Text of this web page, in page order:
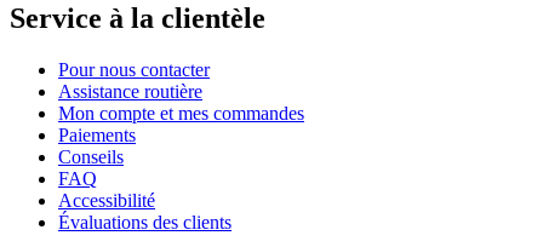
Service à la clientèle
Pour nous contacter
Assistance routière
Mon compte et mes commandes
Paiements
Conseils
FAQ
Accessibilité
Évaluations des clients